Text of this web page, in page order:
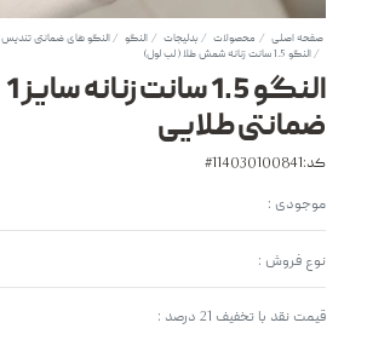
صفحه اصلی محصولات بدلیجات النگو النگو های ضمانتی تندیس
النگو 1.5 سانت زنانه شمش طلا ( لب لول)
النگو 1.5 سانت زنانه سایز 1
ضمانتی طلایی
کد:114030100841#
موجودی :
نوع فروش :
قیمت نقد با تخفیف 21 درصد :